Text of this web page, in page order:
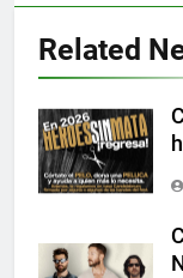
Related